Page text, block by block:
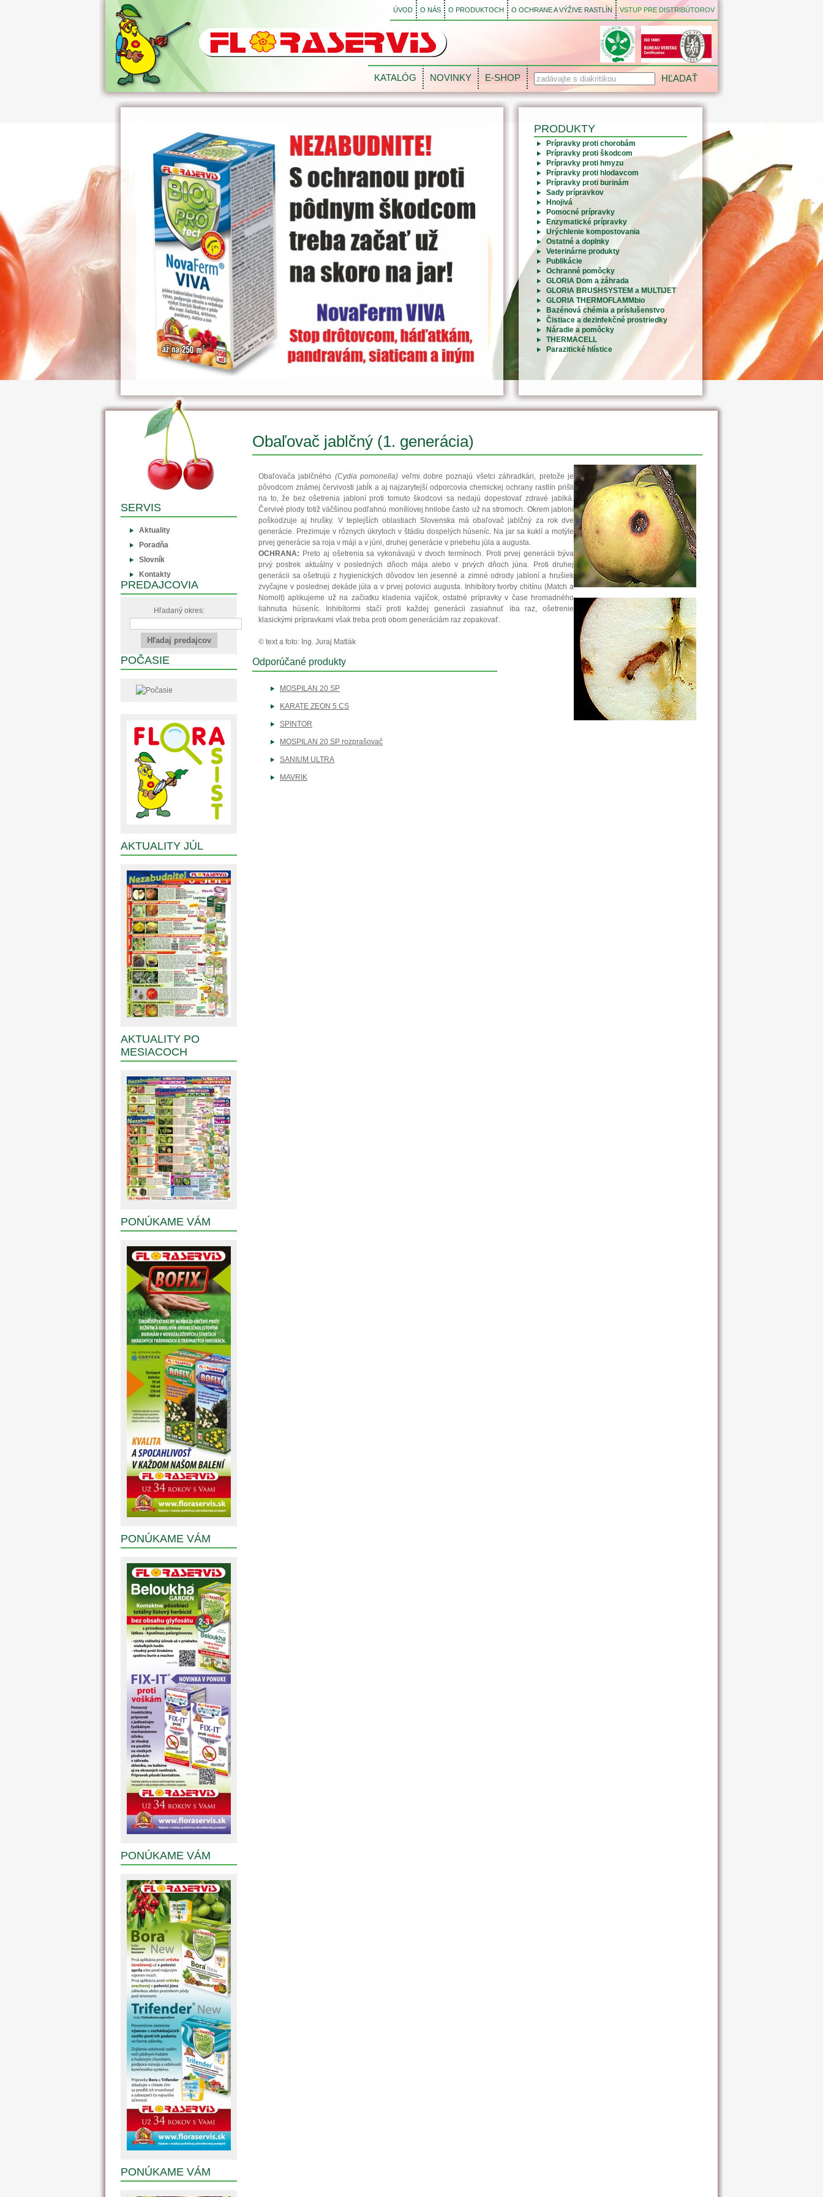
ÚVOD O NÁS O PRODUKTOCH O OCHRANE A VÝŽIVE RASTLÍN VSTUP PRE DISTRIBÚTOROV
KATALÓG NOVINKY E-SHOP
PRODUKTY
Prípravky proti chorobám
Prípravky proti škodcom
Prípravky proti hmyzu
Prípravky proti hlodavcom
Prípravky proti burinám
Sady prípravkov
Hnojivá
Pomocné prípravky
Enzymatické prípravky
Urýchlenie kompostovania
Ostatné a doplnky
Veterinárne produkty
Publikácie
Ochranné pomôcky
GLORIA Dom a záhrada
GLORIA BRUSHSYSTEM a MULTIJET
GLORIA THERMOFLAMMbio
Bazénová chémia a príslušenstvo
Čistiace a dezinfekčné prostriedky
Náradie a pomôcky
THERMACELL
Parazitické hlístice
Obaľovač jablčný (1. generácia)
Obaľovača jablčného (Cydia pomonella) veľmi dobre poznajú všetci záhradkári, pretože je
pôvodcom známej červivosti jabĺk a aj najzarytejší odporcovia chemickej ochrany rastlín prišli
na to, že bez ošetrenia jabloní proti tomuto škodcovi sa nedajú dopestovať zdravé jablká.
Červivé plody totiž väčšinou podľahnú moníliovej hnilobe často už na stromoch. Okrem jabloní
poškodzuje aj hrušky. V teplejších oblastiach Slovenska má obaľovač jablčný za rok dve
generácie. Prezimuje v rôznych úkrytoch v štádiu dospelých húseníc. Na jar sa kuklí a motýle
prvej generácie sa roja v máji a v júni, druhej generácie v priebehu júla a augusta.
OCHRANA: Preto aj ošetrenia sa vykonávajú v dvoch termínoch. Proti prvej generácii býva
prvý postrek aktuálny v posledných dňoch mája alebo v prvých dňoch júna. Proti druhej
generácii sa ošetrujú z hygienických dôvodov len jesenné a zimné odrody jabloní a hrušiek
zvyčajne v poslednej dekáde júla a v prvej polovici augusta. Inhibítory tvorby chitínu (Match a
Nomolt) aplikujeme už na začiatku kladenia vajíčok, ostatné prípravky v čase hromadného
liahnutia húseníc. Inhibítormi stačí proti každej generácii zasiahnuť iba raz, ošetrenie
klasickými prípravkami však treba proti obom generáciám raz zopakovať.
© text a foto: Ing. Juraj Matlák
Odporúčané produkty
MOSPILAN 20 SP
KARATE ZEON 5 CS
SPINTOR
MOSPILAN 20 SP rozprašovač
SANIUM ULTRA
MAVRIK
SERVIS
Aktuality
Poradňa
Slovník
Kontakty
PREDAJCOVIA
Hľadaný okres:
POČASIE
AKTUALITY JÚL
AKTUALITY PO
MESIACOCH
PONÚKAME VÁM
PONÚKAME VÁM
PONÚKAME VÁM
PONÚKAME VÁM